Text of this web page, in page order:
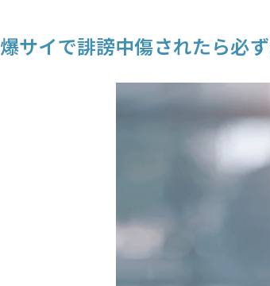
爆サイで誹謗中傷されたら必